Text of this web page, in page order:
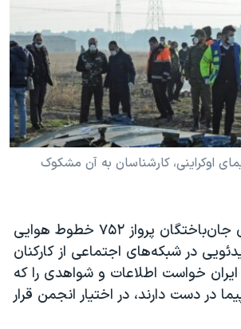
آمریکا ۲۰۲۴
به اسرائیل
آزادی
کادر رهبری ایران
اوکراینی،‌ کارشناسان به آن مشکوک
انجمن خانواده‌های جان‌باختگان پرواز ۷۵۲ خطوط هوایی
در شبکه‌های اجتماعی از کارکنان
ایران خواست اطلاعات و شواهدی را که
در دست دارند، در اختیار انجمن قرار